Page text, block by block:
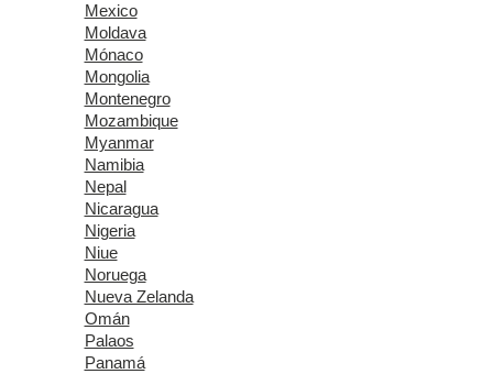
Mexico
Moldava
Mónaco
Mongolia
Montenegro
Mozambique
Myanmar
Namibia
Nepal
Nicaragua
Nigeria
Niue
Noruega
Nueva Zelanda
Omán
Palaos
Panamá